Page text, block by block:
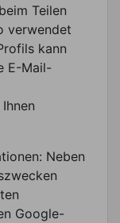
Teilen
verwendet
kann
E-Mail-
Neben
Google-